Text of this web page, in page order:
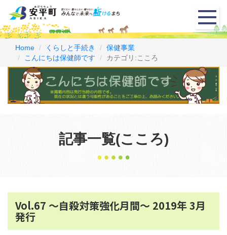
メ
ニ
ュ
Home くらしと手続き
保健事業
こんにちは保健師です
カテゴリ:こころ
記事一覧(こころ)
Vol.67 ～自殺対策強化月間～ 2019年 3月
発行